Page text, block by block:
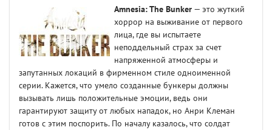
Amnesia: The Bunker — это жуткий
хоррор на выживание от первого
лица, где вы испытаете
неподдельный страх за счет
напряженной атмосферы и
запутанных локаций в фирменном стиле одноименной
серии. Кажется, что умело созданные бункеры должны
вызывать лишь положительные эмоции, ведь они
гарантируют защиту от любых нападок, но Анри Клеман
готов с этим поспорить. По началу казалось, что солдат